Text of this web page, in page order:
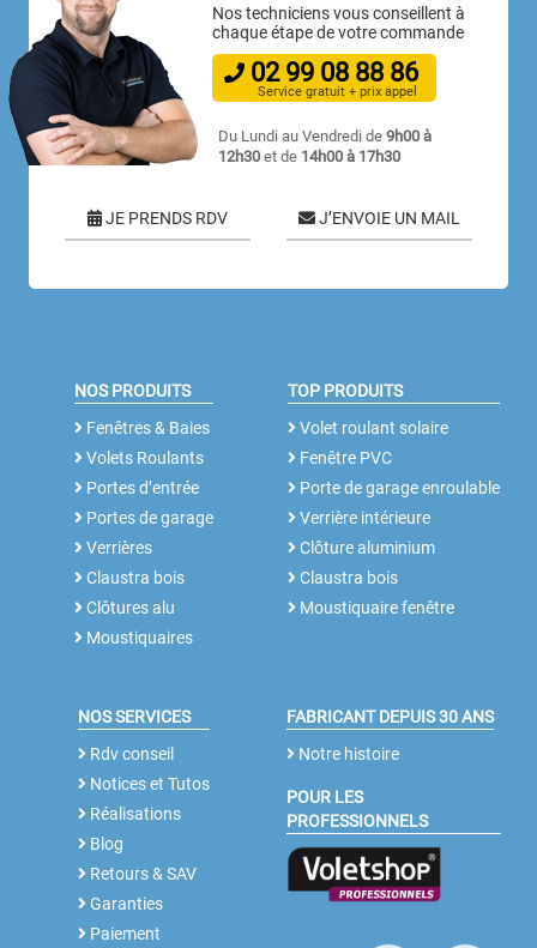
Nos techniciens vous conseillent à
chaque étape de votre commande
02 99 08 88 86
Service gratuit + prix appel
Du Lundi au Vendredi de9h00 à
12h30 et de 14h00 à 17h30
JE PRENDS RDV J’ENVOIE UN MAIL
NOS PRODUITS
Fenêtres & Baies
Volets Roulants
Portes d’entrée
Portes de garage
Verrières
Claustra bois
Clôtures alu
Moustiquaires
TOP PRODUITS
Volet roulant solaire
Fenêtre PVC
Porte de garage enroulable
Verrière intérieure
Clôture aluminium
Claustra bois
Moustiquaire fenêtre
NOS SERVICES
Rdv conseil
Notices et Tutos
Réalisations
Blog
Retours & SAV
Garanties
Paiement
FABRICANT DEPUIS 30 ANS
Notre histoire
POUR LES
PROFESSIONNELS